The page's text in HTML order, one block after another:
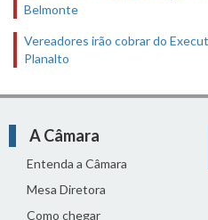
Belmonte
Vereadores irão cobrar do
Planalto
A Câmara
Entenda a Câmara
Mesa Diretora
Como chegar